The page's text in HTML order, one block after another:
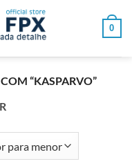
0
“KASPARVO”